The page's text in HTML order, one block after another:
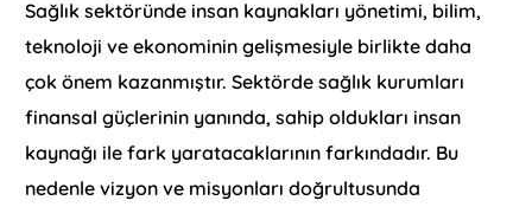
Sağlık sektöründe insan kaynakları yönetimi, bilim,
teknoloji ve ekonominin gelişmesiyle birlikte daha
çok önem kazanmıştır. Sektörde sağlık kurumları
finansal güçlerinin yanında, sahip oldukları insan
kaynağı ile fark yaratacaklarının farkındadır. Bu
nedenle vizyon ve misyonları doğrultusunda